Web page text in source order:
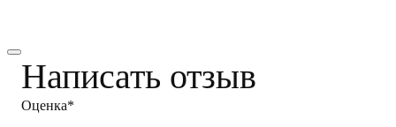
Написать отзыв
Оценка*